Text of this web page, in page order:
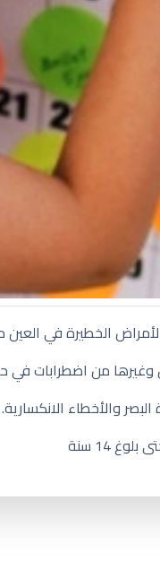
الخطيرة في
الولادة رمادي